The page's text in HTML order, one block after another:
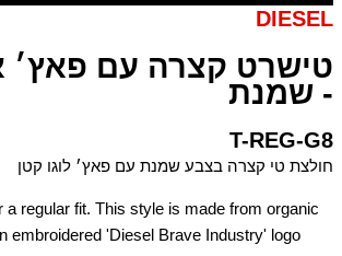
DIESEL
טישרט קצרה עם פאץ׳
- שמנת
T-REG-G8
חולצת טי קצרה בצבע שמנת עם פאץ׳ לוגו קטן
a regular fit. This style is made from organic
embroidered 'Diesel Brave Industry' logo